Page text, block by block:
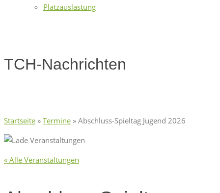
Platzauslastung
TCH-Nachrichten
Startseite » Termine » Abschluss-Spieltag Jugend 2026
« Alle Veranstaltungen